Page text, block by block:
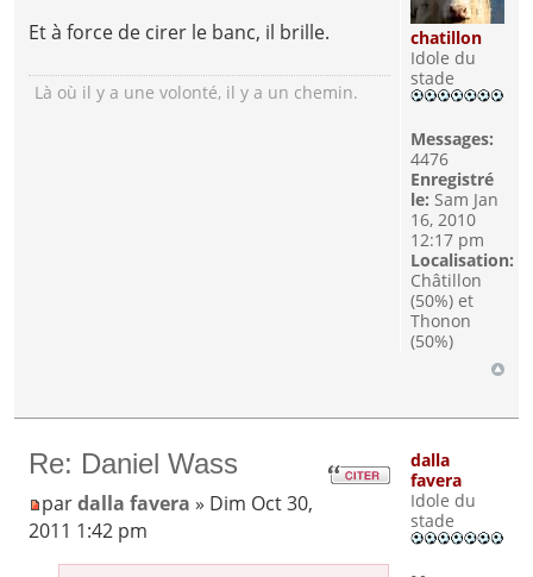
Et à force de cirer le banc, il brille.
Là où il y a une volonté, il y a un chemin.
chatillon
Idole du
stade
Messages:
4476
Enregistré
le: Sam Jan
16, 2010
12:17 pm
Localisation:
Châtillon
(50%) et
Thonon
(50%)
Re: Daniel Wass
pardalla favera » Dim Oct 30,
2011 1:42 pm
dalla
favera
Idole du
stade